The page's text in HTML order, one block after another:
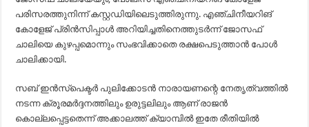
പരിസരത്തുനിന്ന് കസ്റ്റഡിയിലെടുത്തിരുന്നു. എഞ്ചിനീയറിങ്
കോളേജ് പ്രിൻസിപ്പാൾ അറിയിച്ചതിനെത്തുടർന്ന് ജോസഫ്
ചാലിയെ കുഴപ്പമൊന്നും സംഭവിക്കാതെ രക്ഷപെടുത്താൻ പോൾ
ചാലിക്കായി.
സബ് ഇൻസ്പെക്ടർ പുലിക്കോടൻ നാരായണന്റെ നേതൃത്വത്തിൽ
നടന്ന ക്രൂരമർദ്ദനത്തിലും ഉരുട്ടലിലും ആണ് രാജൻ
കൊല്ലപ്പെട്ടതെന്ന് അക്കാലത്ത് ക്യാമ്പിൽ ഇതേ രീതിയിൽ